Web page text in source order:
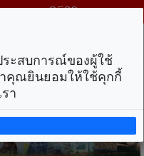
ม พ.ศ. 2569
ระสบการณ์ของผู้ใช้
าคุณยินยอมให้ใช้คุกกี้
า